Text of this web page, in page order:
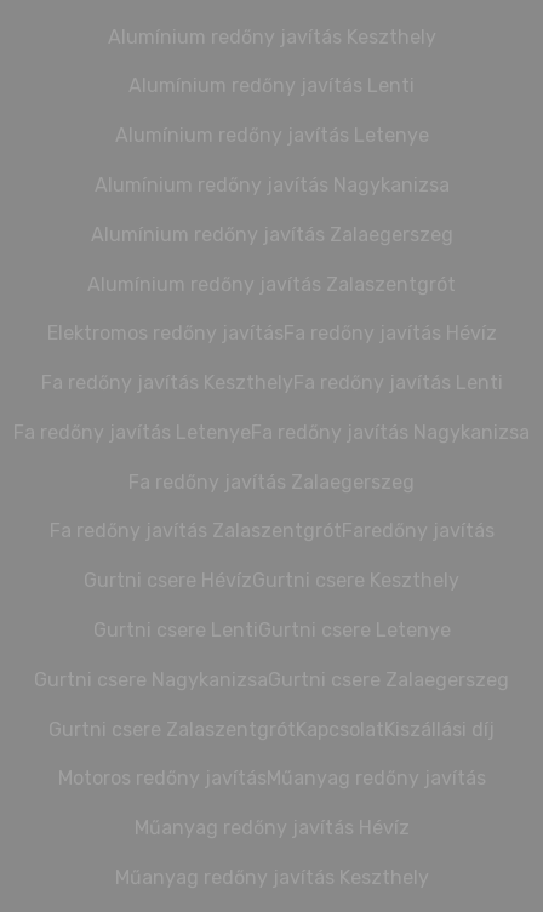
Alumínium redőny javítás Keszthely
Alumínium redőny javítás Lenti
Alumínium redőny javítás Letenye
Alumínium redőny javítás Nagykanizsa
Alumínium redőny javítás Zalaegerszeg
Alumínium redőny javítás Zalaszentgrót
Elektromos redőny javítás Fa redőny javítás Hévíz
Fa redőny javítás Keszthely Fa redőny javítás Lenti
Fa redőny javítás Letenye Fa redőny javítás Nagykanizsa
Fa redőny javítás Zalaegerszeg
Fa redőny javítás Zalaszentgrót Faredőny javítás
Gurtni csere Hévíz Gurtni csere Keszthely
Gurtni csere Nagykanizsa Gurtni csere Zalaegerszeg
Gurtni csere Zalaszentgrót Kiszállási díj
Motoros redőny javítás Műanyag redőny javítás
Műanyag redőny javítás Hévíz
Műanyag redőny javítás Keszthely